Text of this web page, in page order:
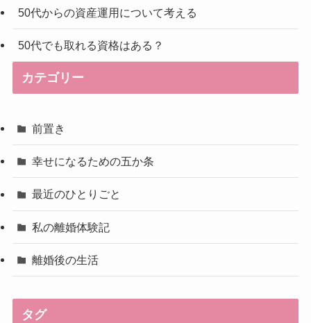
50代からの資産運用について考える
50代でも取れる資格はある？
カテゴリー
前置き
幸せになるための五か条
最近のひとりごと
私の離婚体験記
離婚後の生活
タグ